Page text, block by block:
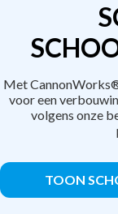
Met
voor een
volgens onze
TOON